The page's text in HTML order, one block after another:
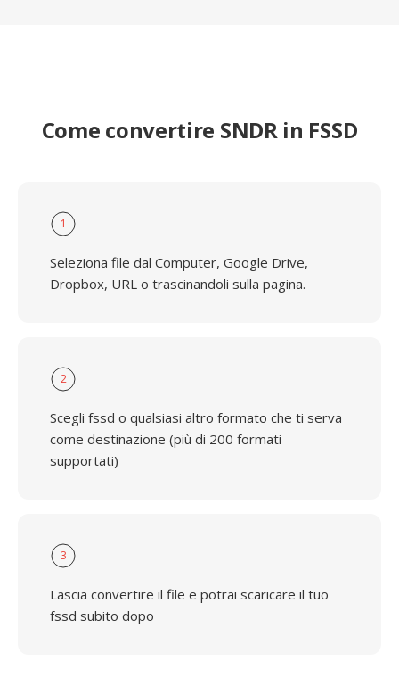
Come convertire SNDR in FSSD
1
Seleziona file dal Computer, Google Drive,
Dropbox, URL o trascinandoli sulla pagina.
2
Scegli fssd o qualsiasi altro formato che ti serva
come destinazione (più di 200 formati
supportati)
3
Lascia convertire il file e potrai scaricare il tuo
fssd subito dopo